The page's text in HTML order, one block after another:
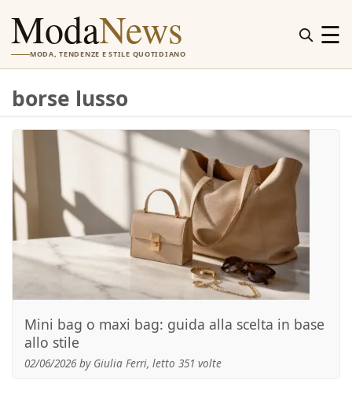
ModaNews
MODA, TENDENZE E STILE QUOTIDIANO
☰
borse lusso
Mini bag o maxi bag: guida alla scelta in base
allo stile
02/06/2026 by Giulia Ferri, letto 351 volte